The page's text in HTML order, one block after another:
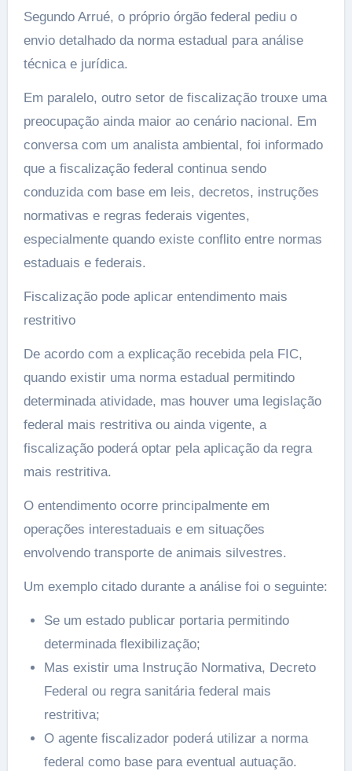
Segundo Arrué, o próprio órgão federal pediu o
envio detalhado da norma estadual para análise
técnica e jurídica.
Em paralelo, outro setor de fiscalização trouxe uma
preocupação ainda maior ao cenário nacional. Em
conversa com um analista ambiental, foi informado
que a fiscalização federal continua sendo
conduzida com base em leis, decretos, instruções
normativas e regras federais vigentes,
especialmente quando existe conflito entre normas
estaduais e federais.
Fiscalização pode aplicar entendimento mais
restritivo
De acordo com a explicação recebida pela FIC,
quando existir uma norma estadual permitindo
determinada atividade, mas houver uma legislação
federal mais restritiva ou ainda vigente, a
fiscalização poderá optar pela aplicação da regra
mais restritiva.
O entendimento ocorre principalmente em
operações interestaduais e em situações
envolvendo transporte de animais silvestres.
Um exemplo citado durante a análise foi o seguinte:
Se um estado publicar portaria permitindo
determinada flexibilização;
Mas existir uma Instrução Normativa, Decreto
Federal ou regra sanitária federal mais
restritiva;
O agente fiscalizador poderá utilizar a norma
federal como base para eventual autuação.